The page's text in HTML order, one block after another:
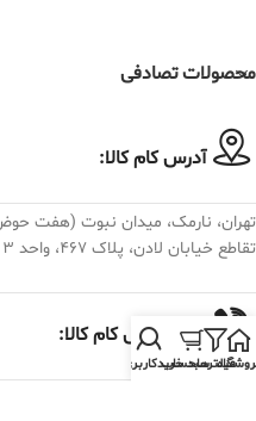
محصولات تصادفی
آدرس کام کالا:
تهران، نارمک، میدان نبوت (هفت
تقاطع خیابان لادن، پلاک ۴۶۷، واحد ۳
تلفن تماس کام کالا:
فیلترهاسبد خرید
حساب کاربری من